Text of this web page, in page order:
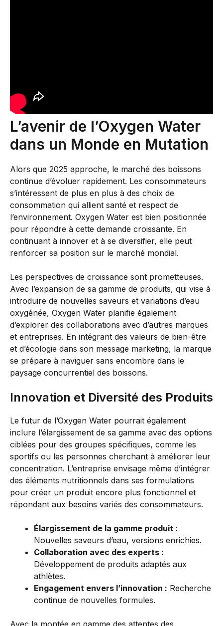
L’avenir de l’Oxygen Water
dans un Monde en Mutation
Alors que 2025 approche, le marché des boissons
continue d’évoluer rapidement. Les consommateurs
s’intéressent de plus en plus à des choix de
consommation qui allient santé et respect de
l’environnement. Oxygen Water est bien positionnée
pour répondre à cette demande croissante. En
continuant à innover et à se diversifier, elle peut
renforcer sa position sur le marché mondial.
Les perspectives de croissance sont prometteuses.
Avec l’expansion de sa gamme de produits, qui vise à
introduire de nouvelles saveurs et variations d’eau
oxygénée, Oxygen Water planifie également
d’explorer des collaborations avec d’autres marques
et entreprises. En intégrant des valeurs de bien-être
et d’écologie dans son message marketing, la marque
se prépare à naviguer sans encombre dans le
paysage concurrentiel des boissons.
Innovation et Diversité des Produits
Le futur de l’Oxygen Water pourrait également
inclure l’élargissement de sa gamme avec des options
ciblées pour des groupes spécifiques, comme les
sportifs ou les personnes cherchant à améliorer leur
concentration. L’entreprise envisage même d’intégrer
des éléments nutritionnels dans ses formulations
pour créer un produit encore plus fonctionnel et
répondant aux besoins variés des consommateurs.
Élargissement de la gamme produit :
Nouvelles saveurs d’eau, versions enrichies.
Collaboration avec des experts :
Développement de produits adaptés aux
athlètes.
Engagement envers l’innovation : Recherche
continue de nouvelles formules.
Avec la montée en gamme des attentes des